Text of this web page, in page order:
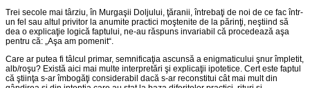
Trei secole mai târziu, în Murgaşii Doljului, ţăranii, întrebaţi de noi de ce fac într-
un fel sau altul privitor la anumite practici moştenite de la părinţi, neştiind să
dea o explicaţie logică faptului, ne-au răspuns invariabil că procedează aşa
pentru că: „Aşa am pomenit“.
Care ar putea fi tâlcul primar, semnificaţia ascunsă a enigmaticului şnur împletit,
alb/roşu? Există aici mai multe interpretări şi explicaţii ipotetice. Cert este faptul
că ştiinţa s-ar îmbogăţi considerabil dacă s-ar reconstitui cât mai mult din